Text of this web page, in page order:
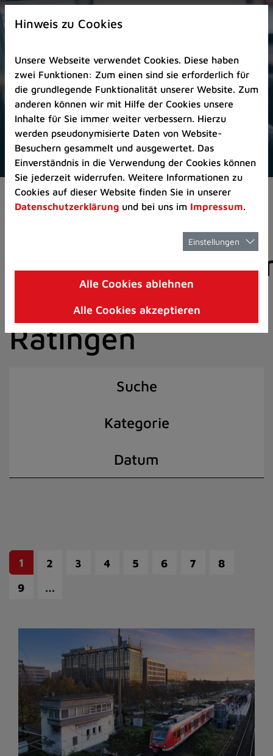
Zur
Startseite
Zum
Seitenanfang
springen
(Schnelltaste
A)
Zur
Navigation/Menü
springen
(Schnelltaste
M)
Zur
8)
I)
Aktuelles Pressemitteilungen
der Stadt
Ratingen
Suche
Kategorie
Datum
1 2 3 4 5 6 7
8
9
…
Hinweis zu Cookies
Unsere Webseite verwendet Cookies. Diese haben
zwei Funktionen: Zum einen sind sie erforderlich für
die grundlegende Funktionalität unserer Website. Zum
anderen können wir mit Hilfe der Cookies unsere
Inhalte für Sie immer weiter verbessern. Hierzu
werden pseudonymisierte Daten von Website-
Besuchern gesammelt und ausgewertet. Das
Einverständnis in die Verwendung der Cookies können
Sie jederzeit widerrufen. Weitere Informationen zu
Cookies auf dieser Website finden Sie in unserer
Datenschutzerklärung und bei uns im Impressum.
Einstellungen
Alle Cookies ablehnen
Alle Cookies akzeptieren